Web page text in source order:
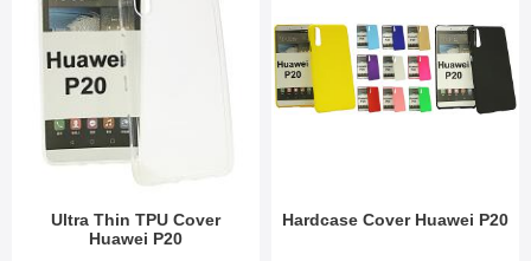
Ultra Thin TPU Cover
Huawei P20
Hardcase Cover Huawei P20